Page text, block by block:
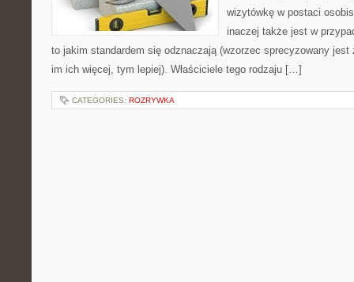
wizytówkę w postaci
inaczej także jest w
to jakim standardem się odznaczają (wzorzec sprecyzowany
im ich więcej, tym lepiej). Właściciele tego rodzaju […]
CATEGORIES: ROZRYWKA